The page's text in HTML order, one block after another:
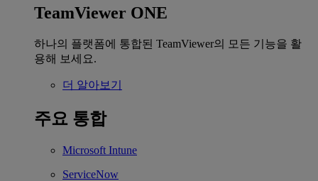
TeamViewer ONE
하나의 플랫폼에 통합된 TeamViewer의 모든 기능을 활
용해 보세요.
더 알아보기
주요 통합
Microsoft Intune
ServiceNow